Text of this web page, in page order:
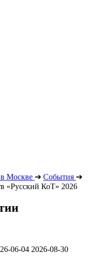
Москве ➔ События ➔
«Русский КоТ» 2026
06-04 2026-08-30